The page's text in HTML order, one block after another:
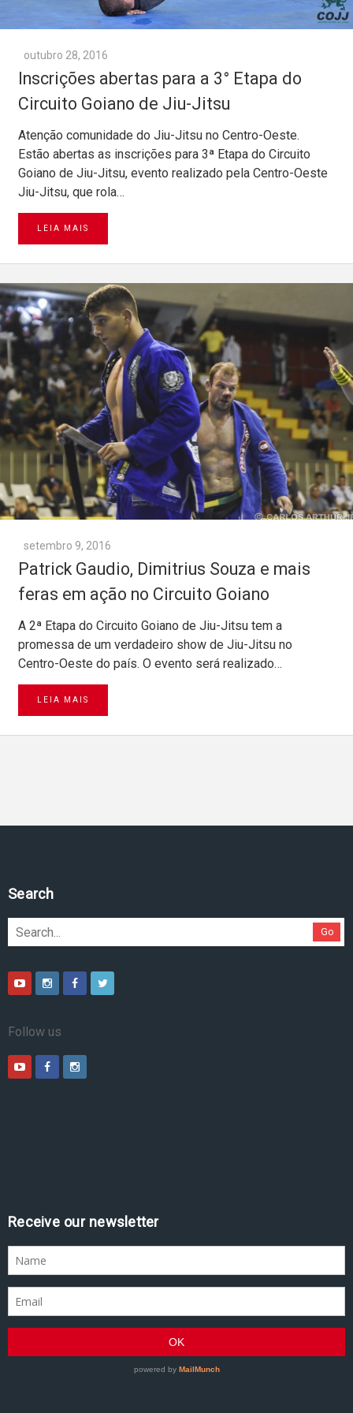
outubro 28, 2016
Inscrições abertas para a 3° Etapa do
Circuito Goiano de Jiu-Jitsu
Atenção comunidade do Jiu-Jitsu no Centro-Oeste.
Estão abertas as inscrições para 3ª Etapa do Circuito
Goiano de Jiu-Jitsu, evento realizado pela Centro-Oeste
Jiu-Jitsu, que rola…
LEIA MAIS
setembro 9, 2016
Patrick Gaudio, Dimitrius Souza e mais
feras em ação no Circuito Goiano
A 2ª Etapa do Circuito Goiano de Jiu-Jitsu tem a
promessa de um verdadeiro show de Jiu-Jitsu no
Centro-Oeste do país. O evento será realizado…
LEIA MAIS
Search
Go
Follow us
Receive our newsletter